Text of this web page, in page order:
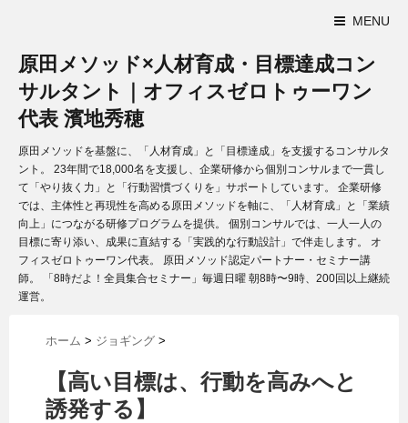
MENU
原田メソッド×人材育成・目標達成コン
サルタント｜オフィスゼロトゥーワン
代表 濱地秀穂
原田メソッドを基盤に、「人材育成」と「目標達成」を支援するコンサルタ
ント。 23年間で18,000名を支援し、企業研修から個別コンサルまで一貫し
て「やり抜く力」と「行動習慣づくりを」サポートしています。 企業研修
では、主体性と再現性を高める原田メソッドを軸に、「人材育成」と「業績
向上」につながる研修プログラムを提供。 個別コンサルでは、一人一人の
目標に寄り添い、成果に直結する「実践的な行動設計」で伴走します。 オ
フィスゼロトゥーワン代表。 原田メソッド認定パートナー・セミナー講
師。 「8時だよ！全員集合セミナー」毎週日曜 朝8時〜9時、200回以上継続
運営。
ホーム > ジョギング >
【高い目標は、行動を高みへと
誘発する】